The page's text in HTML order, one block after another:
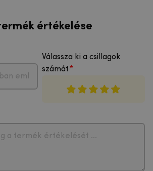
értékelése
Válassza ki a csillagok
számát